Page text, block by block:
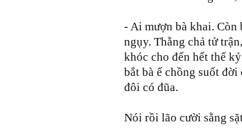
- Ai mượn bà khai. Còn
ngụy. Thằng chả tử
khóc cho đến hết thế
bắt bà ế chồng suốt
đôi có đũa.
Nói rồi lão cười sằng